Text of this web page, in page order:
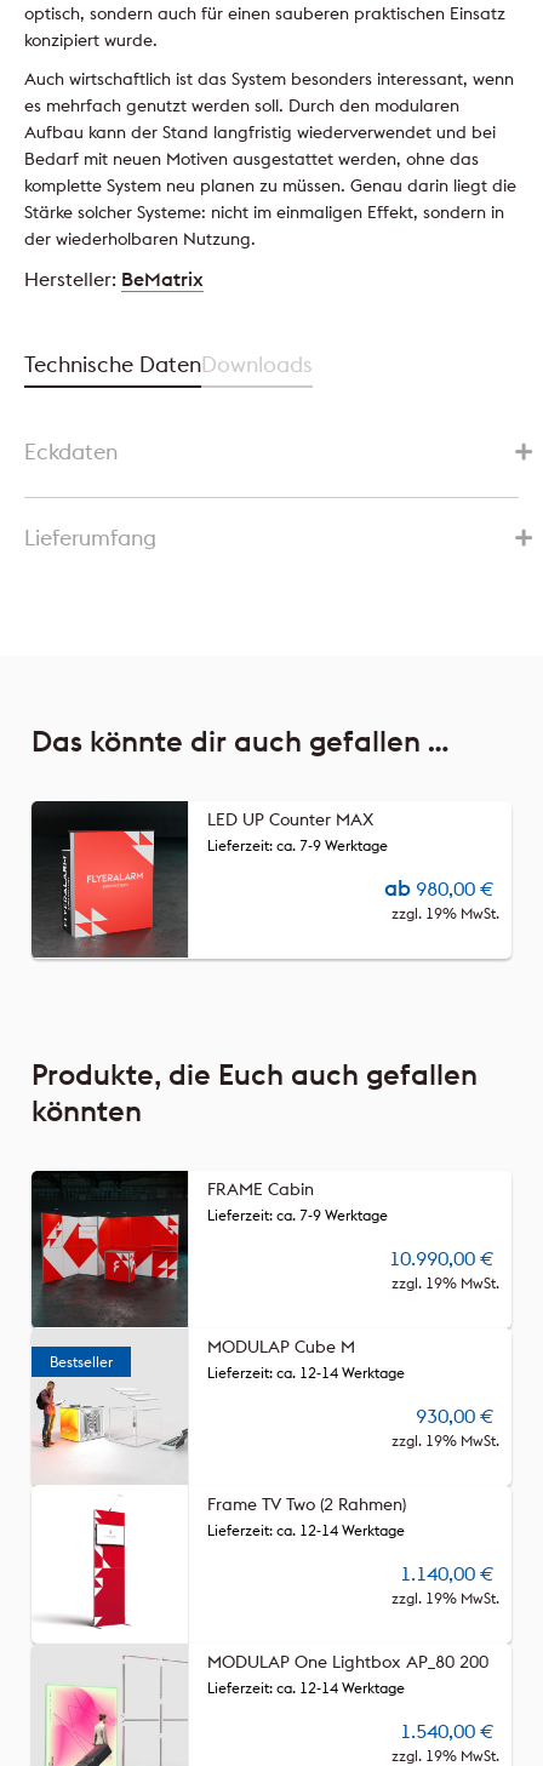
optisch, sondern auch für einen sauberen praktischen Einsatz
konzipiert wurde.
Auch wirtschaftlich ist das System besonders interessant, wenn
es mehrfach genutzt werden soll. Durch den modularen
Aufbau kann der Stand langfristig wiederverwendet und bei
Bedarf mit neuen Motiven ausgestattet werden, ohne das
komplette System neu planen zu müssen. Genau darin liegt die
Stärke solcher Systeme: nicht im einmaligen Effekt, sondern in
der wiederholbaren Nutzung.
Hersteller: BeMatrix
Technische DatenDownloads
Eckdaten
Lieferumfang
Das könnte dir auch gefallen …
LED UP Counter MAX
ab 980,00 €
zzgl. 19% MwSt.
Lieferzeit: ca. 7-9 Werktage
Produkte, die Euch auch gefallen
könnten
FRAME Cabin
10.990,00 €
zzgl. 19% MwSt.
Lieferzeit: ca. 7-9 Werktage
MODULAP Cube M
Lieferzeit: ca. 12-14 Werktage
930,00 €
zzgl. 19% MwSt.
Frame TV Two (2 Rahmen)
Lieferzeit: ca. 12-14 Werktage
1.140,00 €
zzgl. 19% MwSt.
MODULAP One Lightbox AP_80 200
Lieferzeit: ca. 12-14 Werktage
1.540,00 €
zzgl. 19% MwSt.